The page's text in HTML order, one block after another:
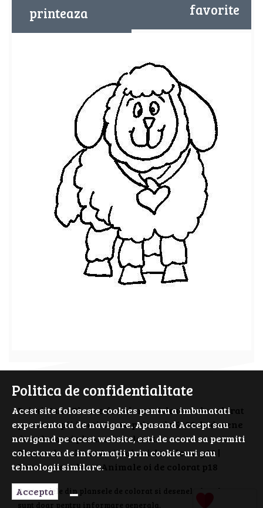
printeaza
favorite
PrimiiAni - Planse de colorat si desene de colorat
pentru copii isteti. Cauta prin cele 5000 de desene
de colorat si planse de colorat.
Planse de colorat Animale oi de colorat p18 |
Desene de colorat Animale oi de colorat p18
Personajele din plansele de colorat si desenele de colorat
sunt doar pentru informare generala.
Politica de confidentialitate
Acest site foloseste cookies pentru a imbunatati
experienta ta de navigare. Apasand Accept sau
navigand pe acest website, esti de acord sa permiti
colectarea de informații prin cookie-uri sau
tehnologii similare.
Accepta